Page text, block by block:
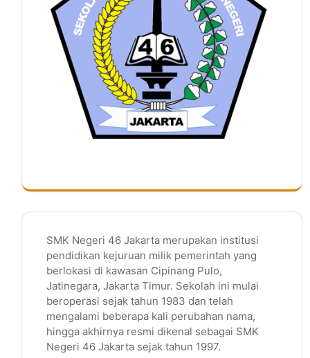
SMK Negeri 46 Jakarta merupakan institusi
pendidikan kejuruan milik pemerintah yang
berlokasi di kawasan Cipinang Pulo,
Jatinegara, Jakarta Timur. Sekolah ini mulai
beroperasi sejak tahun 1983 dan telah
mengalami beberapa kali perubahan nama,
hingga akhirnya resmi dikenal sebagai SMK
Negeri 46 Jakarta sejak tahun 1997.